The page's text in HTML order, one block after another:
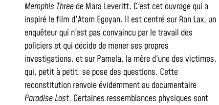
Memphis Three de Mara Leveritt. C'est cet ouvrage qui a
inspiré le film d'Atom Egoyan. Il est centré sur Ron Lax, un
enquêteur qui n'est pas convaincu par le travail des
policiers et qui décide de mener ses propres
investigations, et sur Pamela, la mère d'une des victimes,
qui, petit à petit, se pose des questions. Cette
reconstitution renvoie évidemment au documentaire
Paradise Lost. Certaines ressemblances physiques sont